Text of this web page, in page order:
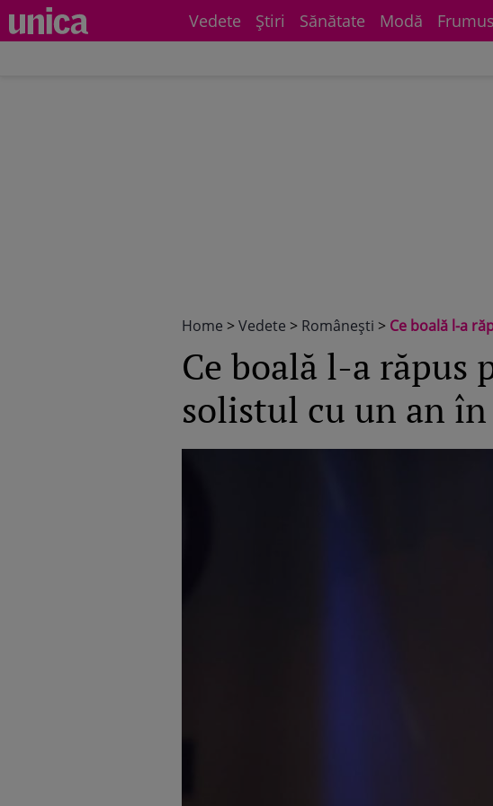
Vedete Știri Sănătate Modă
Home >Vedete > Româneşti > Ce boală l-a
Ce boală l-a răpus
solistul cu un an